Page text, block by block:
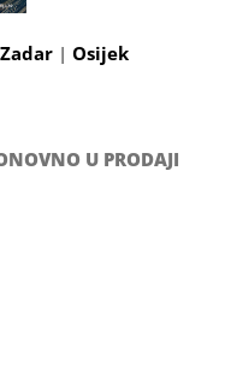
Zadar | Osijek
U PRODAJI